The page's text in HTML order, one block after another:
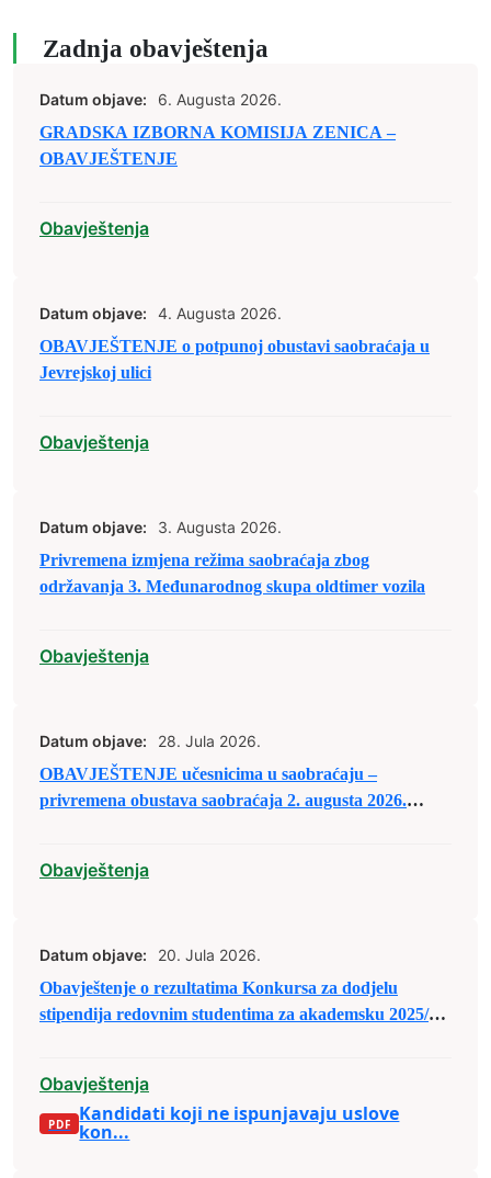
Zadnja obavještenja
Datum objave:
6. Augusta 2026.
GRADSKA IZBORNA KOMISIJA ZENICA –
OBAVJEŠTENJE
Obavještenja
Datum objave:
4. Augusta 2026.
OBAVJEŠTENJE o potpunoj obustavi saobraćaja u
Jevrejskoj ulici
Obavještenja
Datum objave:
3. Augusta 2026.
Privremena izmjena režima saobraćaja zbog
održavanja 3. Međunarodnog skupa oldtimer vozila
Obavještenja
Datum objave:
28. Jula 2026.
OBAVJEŠTENJE učesnicima u saobraćaju –
privremena obustava saobraćaja 2. augusta 2026.
Obavještenja
Datum objave:
20. Jula 2026.
Obavještenje o rezultatima Konkursa za dodjelu
stipendija redovnim studentima za akademsku 2025/26.
Obavještenja
Kandidati koji ne ispunjavaju uslove
kon...